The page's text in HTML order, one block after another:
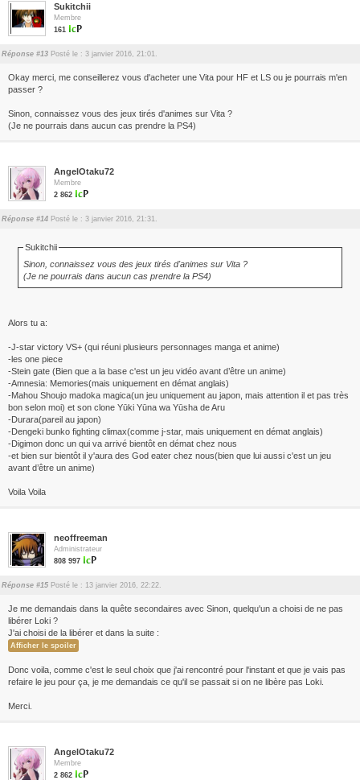
Sukitchii
Membre
161
Réponse #13 Posté le : 3 janvier 2016, 21:01.
Okay merci, me conseillerez vous d'acheter une Vita pour HF et LS ou je pourrais m'en
passer ?
Sinon, connaissez vous des jeux tirés d'animes sur Vita ?
(Je ne pourrais dans aucun cas prendre la PS4)
AngelOtaku72
Membre
2 862
Réponse #14 Posté le : 3 janvier 2016, 21:31.
Sukitchii
Sinon, connaissez vous des jeux tirés d'animes sur Vita ?
(Je ne pourrais dans aucun cas prendre la PS4)
Alors tu a:
-J-star victory VS+ (qui réuni plusieurs personnages manga et anime)
-les one piece
-Stein gate (Bien que a la base c'est un jeu vidéo avant d’être un anime)
-Amnesia: Memories(mais uniquement en démat anglais)
-Mahou Shoujo madoka magica(un jeu uniquement au japon, mais attention il et pas très
bon selon moi) et son clone Yūki Yūna wa Yūsha de Aru
-Durara(pareil au japon)
-Dengeki bunko fighting climax(comme j-star, mais uniquement en démat anglais)
-Digimon donc un qui va arrivé bientôt en démat chez nous
-et bien sur bientôt il y'aura des God eater chez nous(bien que lui aussi c'est un jeu
avant d’être un anime)
Voila Voila
neoffreeman
Administrateur
808 997
Réponse #15 Posté le : 13 janvier 2016, 22:22.
Je me demandais dans la quête secondaires avec Sinon, quelqu'un a choisi de ne pas
libérer Loki ?
J'ai choisi de la libérer et dans la suite :
Donc voila, comme c'est le seul choix que j'ai rencontré pour l'instant et que je vais pas
refaire le jeu pour ça, je me demandais ce qu'il se passait si on ne libère pas Loki.
Merci.
AngelOtaku72
Membre
2 862